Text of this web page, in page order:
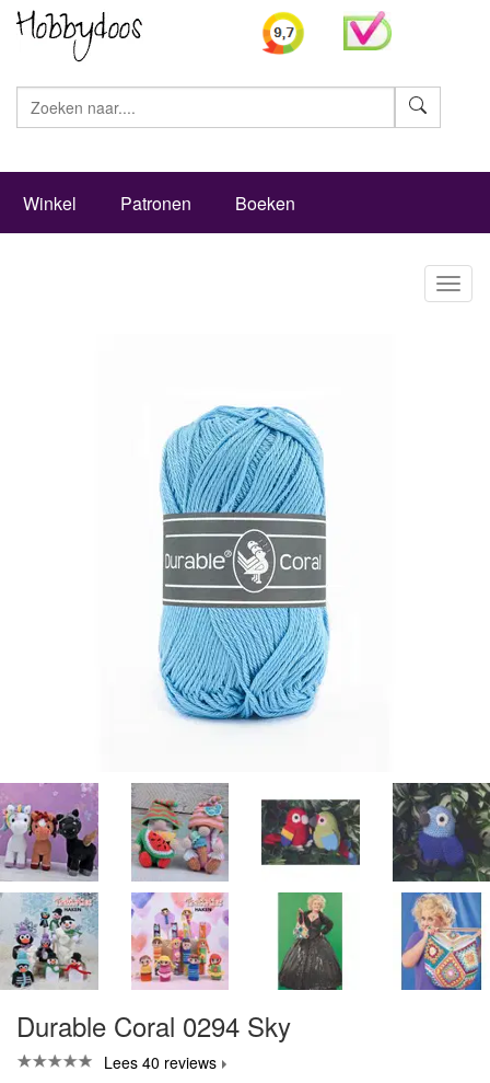
Winkel Patronen Boeken
Durable Coral 0294 Sky
Lees 40 reviews